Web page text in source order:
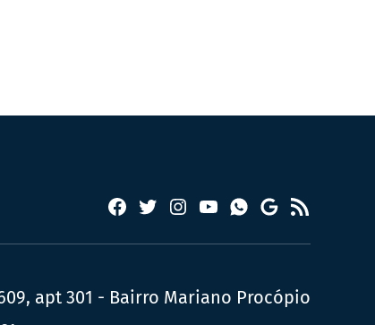
Facebook
TwitterInstagram
YouTubeWhatsapp
Google
News
RSS
apt 301 - Bairro Mariano Procópio